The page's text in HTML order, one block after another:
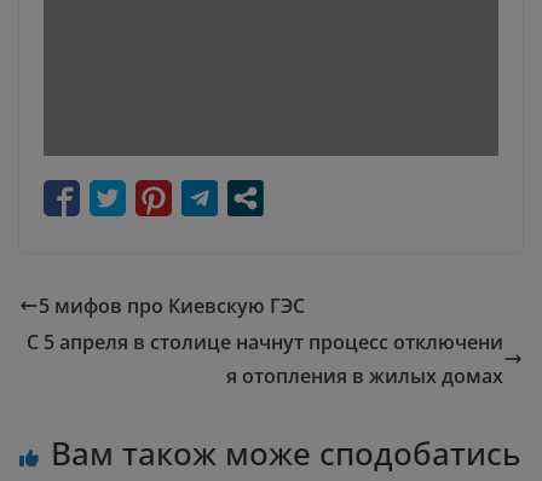
5 мифов про Киевскую ГЭС
С 5 апреля в столице начнут процесс отключени
я отопления в жилых домах
Вам також може сподобатись